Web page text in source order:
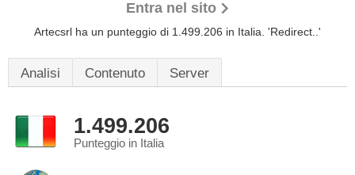
Entra nel sito
Artecsrl ha un punteggio di 1.499.206 in Italia. 'Redirect..'
Analisi Contenuto Server
1.499.206
Punteggio in Italia